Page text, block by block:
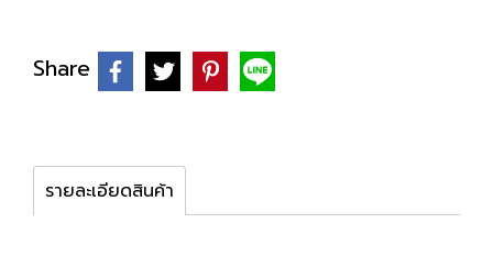
Share
รายละเอียดสินค้า